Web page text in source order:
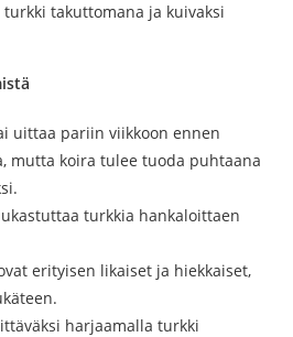
takuttomana ja kuivaksi
uittaa pariin viikkoon ennen
mutta koira tulee tuoda puhtaana
turkkia hankaloittaen
erityisen likaiset ja hiekkaiset,
harjaamalla turkki